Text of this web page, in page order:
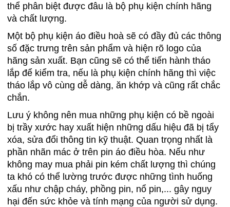
thể phân biệt được đâu là bộ phụ kiện chính hãng
và chất lượng.
Một bộ phụ kiện áo điều hoà sẽ có đầy đủ các thông
số đặc trưng trên sản phẩm và hiện rõ logo của
hãng sản xuất. Bạn cũng sẽ có thể tiến hành tháo
lắp để kiểm tra, nếu là phụ kiện chính hãng thì việc
tháo lắp vô cùng dễ dàng, ăn khớp và cũng rất chắc
chắn.
Lưu ý không nên mua những phụ kiện có bề ngoài
bị trầy xước hay xuất hiện những dấu hiệu đã bị tẩy
xóa, sửa đổi thông tin kỹ thuật. Quan trọng nhất là
phần nhãn mác ở trên pin áo điều hòa. Nếu như
không may mua phải pin kém chất lượng thì chúng
ta khó có thể lường trước được những tình huống
xấu như chập cháy, phồng pin, nổ pin,... gây nguy
hại đến sức khỏe và tính mạng của người sử dụng.